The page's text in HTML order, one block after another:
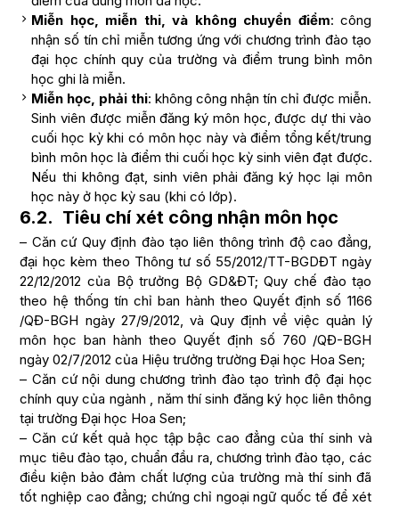
Miễn học, miễn thi, và không chuyển điểm: công
nhận số tín chỉ miễn tương ứng với chương trình đào tạo
đại học chính quy của trường và điểm trung bình môn
học ghi là miễn.
Miễn học, phải thi: không công nhận tín chỉ được miễn.
Sinh viên được miễn đăng ký môn học, được dự thi vào
cuối học kỳ khi có môn học này và điểm tổng kết/trung
bình môn học là điểm thi cuối học kỳ sinh viên đạt được.
Nếu thi không đạt, sinh viên phải đăng ký học lại môn
học này ở học kỳ sau (khi có lớp).
6.2. Tiêu chí xét công nhận môn học
– Căn cứ Quy định đào tạo liên thông trình độ cao đẳng,
đại học kèm theo Thông tư số 55/2012/TT-BGDĐT ngày
22/12/2012 của Bộ trưởng Bộ GD&ĐT; Quy chế đào tạo
theo hệ thống tín chỉ ban hành theo Quyết định số 1166
/QĐ-BGH ngày 27/9/2012, và Quy định về việc quản lý
môn học ban hành theo Quyết định số 760 /QĐ-BGH
ngày 02/7/2012 của Hiệu trưởng trường Đại học Hoa Sen;
– Căn cứ nội dung chương trình đào tạo trình độ đại học
chính quy của ngành , năm thí sinh đăng ký học liên thông
tại trường Đại học Hoa Sen;
– Căn cứ kết quả học tập bậc cao đẳng của thí sinh và
mục tiêu đào tạo, chuẩn đầu ra, chương trình đào tạo, các
điều kiện bảo đảm chất lượng của trường mà thí sinh đã
tốt nghiệp cao đẳng; chứng chỉ ngoại ngữ quốc tế để xét